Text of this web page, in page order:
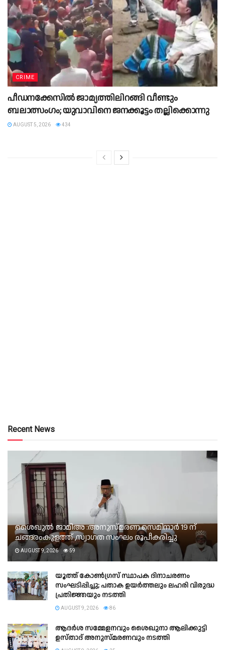
CRIME
പീഡനക്കേസിൽ ജാമ്യത്തിലിറങ്ങി വീണ്ടും
ബലാത്സംഗം; യുവാവിനെ ജനക്കൂട്ടം തല്ലിക്കൊന്നു
AUGUST 5, 2026 434
Recent News
ശൈഖുൽ ജാമിഅ :അനുസ്മരണ സെമിനാർ 19 ന്
ചങ്ങരംകുളത്ത് ,സ്വാഗത സംഘം രൂപീകരിച്ചു
AUGUST 9, 2026 59
യൂത്ത് കോൺഗ്രസ് സ്ഥാപക ദിനാചരണം
സംഘടിപ്പിച്ചു; പതാക ഉയർത്തലും ലഹരി വിരുദ്ധ
പ്രതിജ്ഞയും നടത്തി
AUGUST 9, 2026 86
ആദർശ സമ്മേളനവും ശൈഖുനാ ആലിക്കുട്ടി
ഉസ്താദ് അനുസ്മരണവും നടത്തി